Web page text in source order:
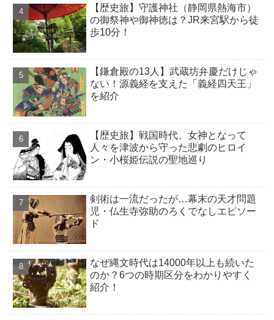
【歴史旅】守護神社（静岡県熱海市）
の御祭神や御神徳は？JR来宮駅から徒
歩10分！
【鎌倉殿の13人】武蔵坊弁慶だけじゃ
ない！源義経を支えた「義経四天王」
を紹介
【歴史旅】戦国時代、女神となって
人々を津波から守った悲劇のヒロイ
ン・小桜姫伝説の聖地巡り
剣術は一流だったが…幕末の天才問題
児・仏生寺弥助のろくでなしエピソー
ド
なぜ縄文時代は14000年以上も続いた
のか？6つの時期区分をわかりやすく
紹介！